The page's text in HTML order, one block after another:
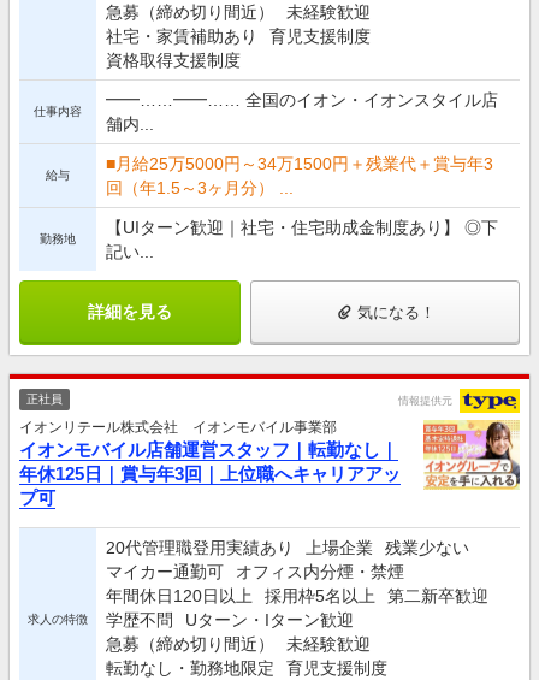
急募（締め切り間近）
未経験歓迎
社宅・家賃補助あり
育児支援制度
資格取得支援制度
仕事内容
━━……━━…… 全国のイオン・イオンスタイル店
舗内...
給与
■月給25万5000円～34万1500円＋残業代＋賞与年3
回（年1.5～3ヶ月分） ...
勤務地
【UIターン歓迎｜社宅・住宅助成金制度あり】 ◎下
記い...
詳細を見る 気になる！
正社員 情報提供元
イオンリテール株式会社 イオンモバイル事業部
イオンモバイル店舗運営スタッフ｜転勤なし｜
年休125日｜賞与年3回｜上位職へキャリアアッ
プ可
求人の特徴
20代管理職登用実績あり 上場企業
残業少ない
マイカー通勤可
オフィス内分煙・禁煙
年間休日120日以上
採用枠5名以上
第二新卒歓迎
学歴不問
Uターン・Iターン歓迎
急募（締め切り間近）
未経験歓迎
転勤なし・勤務地限定
育児支援制度